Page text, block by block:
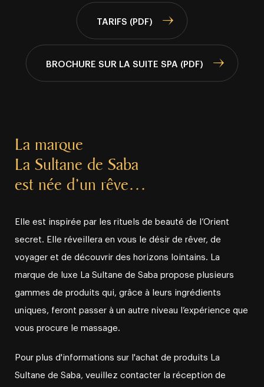
TARIFS (PDF)
BROCHURE SUR LA SUITE SPA (PDF)
La marque
La Sultane de Saba
est née d’un rêve…
Elle est inspirée par les rituels de beauté de l’Orient
secret. Elle réveillera en vous le désir de rêver, de
voyager et de découvrir des horizons lointains. La
marque de luxe La Sultane de Saba propose plusieurs
gammes de produits qui, grâce à leurs ingrédients
uniques, feront passer à un autre niveau l’expérience que
vous procure le massage.
Pour plus d'informations sur l'achat de produits La
Sultane de Saba, veuillez contacter la réception de